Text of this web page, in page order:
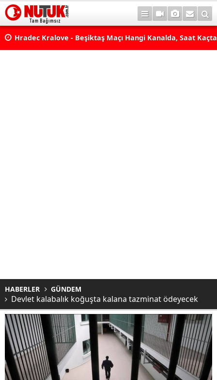
Hradec Kralove - Beşiktaş Maçı Hangi Kanalda, Saat
HABERLER GÜNDEM
Devlet kalabalık koğuşta kalana tazminat ödeyecek